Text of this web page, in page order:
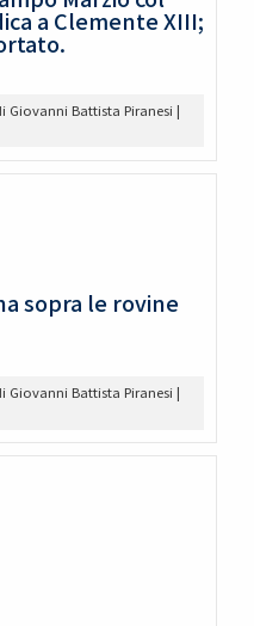
a Clemente XIII;
Giovanni Battista Piranesi |
sopra le rovine
Giovanni Battista Piranesi |